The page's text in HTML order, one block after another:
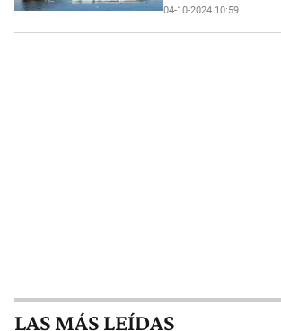
04-10-2024 10:59
LAS MÁS LEÍDAS